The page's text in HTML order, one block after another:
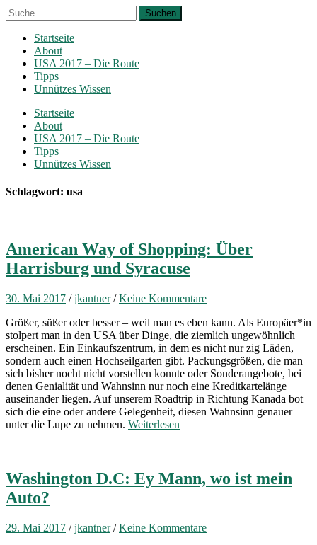
Startseite
About
USA 2017 – Die Route
Tipps
Unnützes Wissen
Startseite
About
USA 2017 – Die Route
Tipps
Unnützes Wissen
Schlagwort: usa
American Way of Shopping: Über
Harrisburg und Syracuse
30. Mai 2017 /jkantner /Keine Kommentare
Größer, süßer oder besser – weil man es eben kann. Als Europäer*in
stolpert man in den USA über Dinge, die ziemlich ungewöhnlich
erscheinen. Ein Einkaufszentrum, in dem es nicht nur zig Läden,
sondern auch einen Hochseilgarten gibt. Packungsgrößen, die man
sich bisher nocht nicht vorstellen konnte oder Sonderangebote, bei
denen Genialität und Wahnsinn nur noch eine Kreditkartelänge
auseinander liegen. Auf unserem Roadtrip in Richtung Kanada bot
sich die eine oder andere Gelegenheit, diesen Wahnsinn genauer
unter die Lupe zu nehmen. Weiterlesen
Washington D.C: Ey Mann, wo ist mein
Auto?
29. Mai 2017 /jkantner /Keine Kommentare